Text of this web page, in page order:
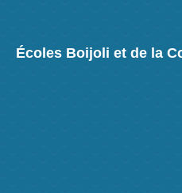
Écoles Boijoli et de la